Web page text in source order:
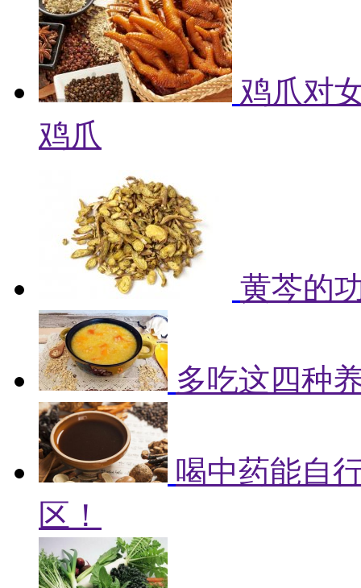
鸡爪对
鸡爪
黄芩的
多吃这四种
喝中药能自
区！